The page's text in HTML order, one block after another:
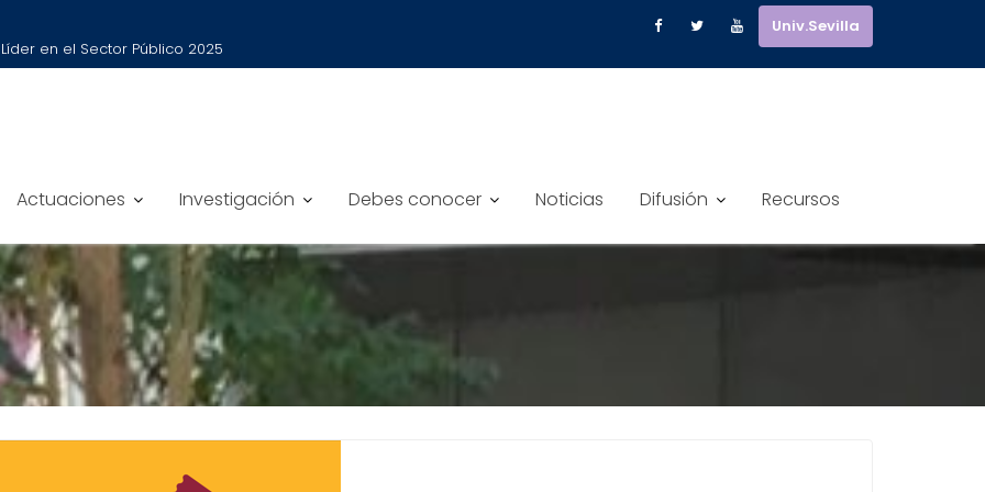
en el Sector Público 2025
Univ.Sevilla
Actuaciones Investigación Debes conocer Noticias Difusión Recursos